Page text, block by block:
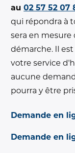
au 02 57 52 07
qui répondra à
sera en mesure
démarche. Il
votre service
aucune
pourra y être
Demande en
Demande en